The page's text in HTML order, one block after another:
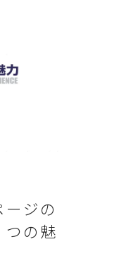
ジの
つの魅